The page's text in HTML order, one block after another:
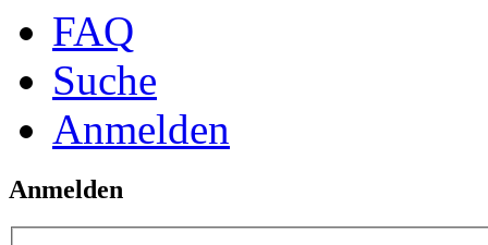
FAQ
Suche
Anmelden
Anmelden